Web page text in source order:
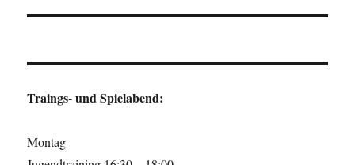
Traings- und Spielabend:
Montag